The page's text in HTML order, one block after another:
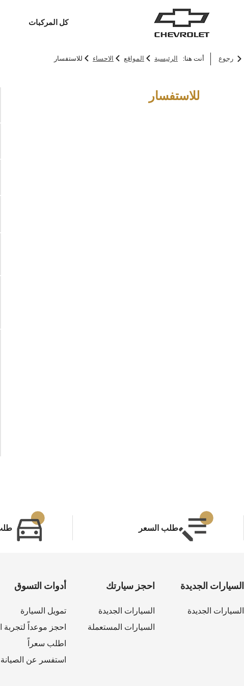
كل المركبات
رجوع أنت هنا: الرئيسية > المواقع > الاحساء > للاستفسار
للاستفسار
طلب السعر
السيارات الجديدة
السيارات الجديدة
احجز سيارتك
السيارات الجديدة
السيارات المستعملة
أدوات التسوق
تمويل السيارة
احجز موعداً لتجربة
اطلب سعراً
استفسر عن الصيانة